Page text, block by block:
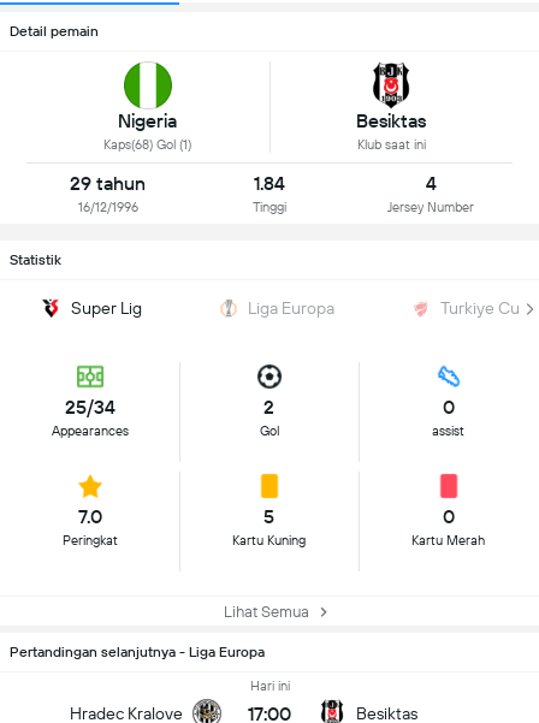
Detail pemain
Nigeria
Kaps(68) Gol (1)
Besiktas
Klub saat ini
29 tahun
16/12/1996
1.84
Tinggi
4
Jersey Number
Statistik
Super Lig Liga Europa Turkiye Cup
25/34
Appearances
2
Gol
0
assist
7.0
Peringkat
5
Kartu Kuning
0
Kartu Merah
Lihat Semua
Pertandingan selanjutnya - Liga Europa
Hradec Kralove
Hari ini
17:00 Besiktas